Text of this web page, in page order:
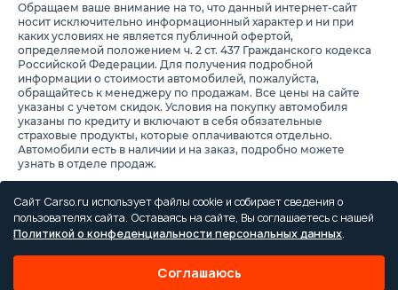
Обращаем ваше внимание на то, что данный интернет-сайт
носит исключительно информационный характер и ни при
каких условиях не является публичной офертой,
определяемой положением ч. 2 ст. 437 Гражданского кодекса
Российской Федерации. Для получения подробной
информации о стоимости автомобилей, пожалуйста,
обращайтесь к менеджеру по продажам. Все цены на сайте
указаны с учетом скидок. Условия на покупку автомобиля
указаны по кредиту и включают в себя обязательные
страховые продукты, которые оплачиваются отдельно.
Автомобили есть в наличии и на заказ, подробно можете
узнать в отделе продаж.
Предоставляя свои персональные данные и используя
настоящий веб-сайт, Вы соглашаетесь с обработкой Ваших
персональных данных и принимаете условия их обработки.
Сайт Carso.ru использует файлы cookie и собирает сведения о
пользователях сайта. Оставаясь на сайте, Вы соглашаетесь с нашей
Политикой о конфеденциальности персональных данных.
Соглашаюсь